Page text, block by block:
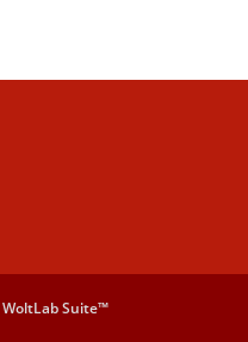
WoltLab Suite™